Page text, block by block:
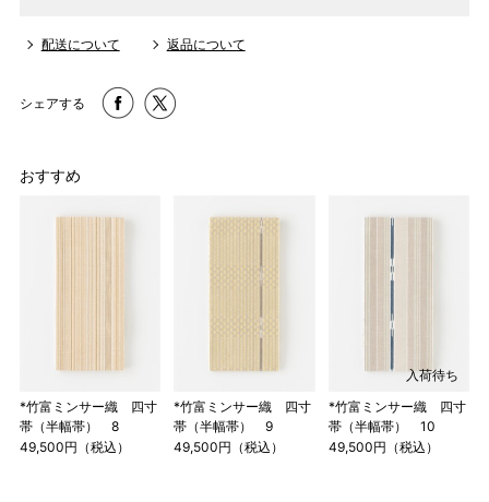
配送について 返品について
シェアする
おすすめ
*竹富ミンサー織 四寸
帯（半幅帯） 8
49,500円（税込）
*竹富ミンサー織 四寸
帯（半幅帯） 9
49,500円（税込）
入荷待ち
*竹富ミンサー織 四寸
帯（半幅帯） 10
49,500円（税込）